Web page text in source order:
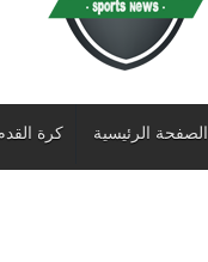
الصفحة الرئيسية كرة